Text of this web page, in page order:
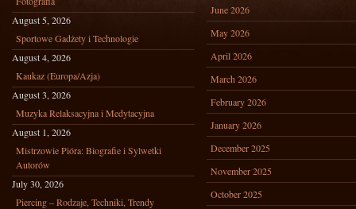
August 5, 2026
Sportowe Gadżety i Technologie
August 4, 2026
Kaukaz (Europa/Azja)
August 3, 2026
Muzyka Relaksacyjna i Medytacyjna
August 1, 2026
Mistrzowie Pióra: Biografie i Sylwetki
Autorów
July 30, 2026
Piercing – Rodzaje, Techniki, Trendy
June 2026
May 2026
April 2026
March 2026
February 2026
January 2026
December 2025
November 2025
October 2025